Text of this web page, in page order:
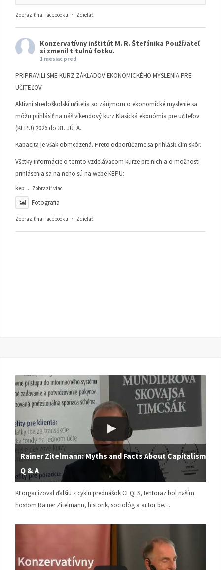
Zobraziť na Facebooku · Zdieľať
Konzervatívny inštitút M. R. Štefánika Používateľ
si zmenil titulnú fotku.
1 mesiac pred
PRIPRAVILI SME KURZ ZÁKLADOV EKONOMICKÉHO MYSLENIA PRE
UČITEĽOV
Aktívni stredoškolskí učitelia so záujmom o ekonomické myslenie sa
môžu prihlásiť na náš víkendový kurz Klasická ekonómia pre učiteľov
(KEPU) 2026 do 31. JÚLA.
Kapacita je však obmedzená. Preto odporúčame sa prihlásiť čím skôr.
Všetky informácie o tomto vzdelávacom kurze pre nich a o možnosti
prihlásenia sa na neho sú na webe KEPU:
kep ... Zobraziť viac
Fotografia
Zobraziť na Facebooku · Zdieľať
Rainer Zitelmann: Myths and Facts About Capitalism |
Q & A
KI organizoval ďalšiu z cyklu prednášok CEQLS, tentoraz bol naším
hosťom Rainer Zitelmann, historik, sociológ a autor be…